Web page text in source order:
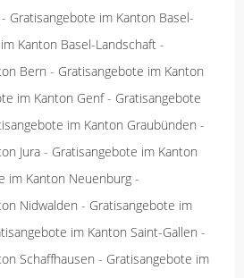
- Gratisangebote im Kanton Basel-
Kanton Basel-Landschaft -
Bern - Gratisangebote im Kanton
im Kanton Genf- Gratisangebote
im Kanton Graubünden -
Jura - Gratisangebote im Kanton
im Kanton Neuenburg -
Nidwalden - Gratisangebote im
im Kanton Saint-Gallen -
Schaffhausen - Gratisangebote im